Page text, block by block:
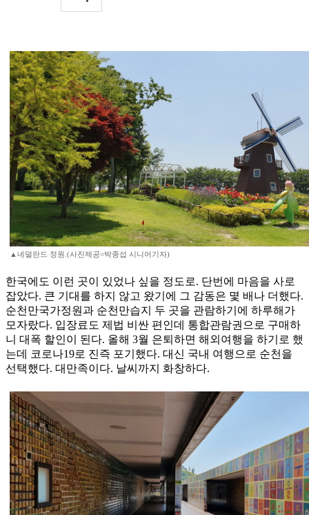
▲네덜란드 정원.(사진제공=박종섭 시니어기자)
한국에도 이런 곳이 있었나 싶을 정도로. 단번에 마음을 사로
잡았다. 큰 기대를 하지 않고 왔기에 그 감동은 몇 배나 더했다.
순천만국가정원과 순천만습지 두 곳을 관람하기에 하루해가
모자랐다. 입장료도 제법 비싼 편인데 통합관람권으로 구매하
니 대폭 할인이 된다. 올해 3월 은퇴하면 해외여행을 하기로 했
는데 코로나19로 진즉 포기했다. 대신 국내 여행으로 순천을
선택했다. 대만족이다. 날씨까지 화창하다.